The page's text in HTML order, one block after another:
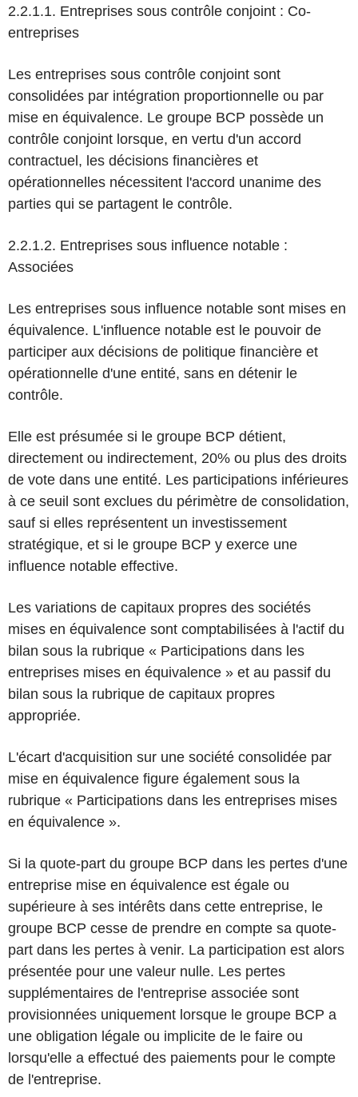
2.2.1.1. Entreprises sous contrôle conjoint : Co-
entreprises
Les entreprises sous contrôle conjoint sont
consolidées par intégration proportionnelle ou par
mise en équivalence. Le groupe BCP possède un
contrôle conjoint lorsque, en vertu d'un accord
contractuel, les décisions financières et
opérationnelles nécessitent l'accord unanime des
parties qui se partagent le contrôle.
2.2.1.2. Entreprises sous influence notable :
Associées
Les entreprises sous influence notable sont mises en
équivalence. L'influence notable est le pouvoir de
participer aux décisions de politique financière et
opérationnelle d'une entité, sans en détenir le
contrôle.
Elle est présumée si le groupe BCP détient,
directement ou indirectement, 20% ou plus des droits
de vote dans une entité. Les participations inférieures
à ce seuil sont exclues du périmètre de consolidation,
sauf si elles représentent un investissement
stratégique, et si le groupe BCP y exerce une
influence notable effective.
Les variations de capitaux propres des sociétés
mises en équivalence sont comptabilisées à l'actif du
bilan sous la rubrique « Participations dans les
entreprises mises en équivalence » et au passif du
bilan sous la rubrique de capitaux propres
appropriée.
L'écart d'acquisition sur une société consolidée par
mise en équivalence figure également sous la
rubrique « Participations dans les entreprises mises
en équivalence ».
Si la quote-part du groupe BCP dans les pertes d'une
entreprise mise en équivalence est égale ou
supérieure à ses intérêts dans cette entreprise, le
groupe BCP cesse de prendre en compte sa quote-
part dans les pertes à venir. La participation est alors
présentée pour une valeur nulle. Les pertes
supplémentaires de l'entreprise associée sont
provisionnées uniquement lorsque le groupe BCP a
une obligation légale ou implicite de le faire ou
lorsqu'elle a effectué des paiements pour le compte
de l'entreprise.